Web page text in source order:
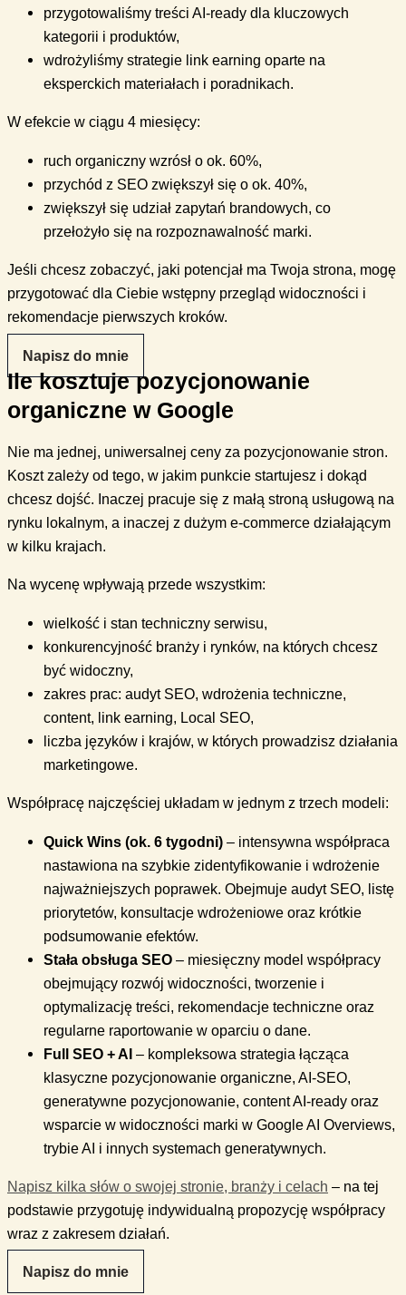
przygotowaliśmy treści AI-ready dla kluczowych
kategorii i produktów,
wdrożyliśmy strategie link earning oparte na
eksperckich materiałach i poradnikach.
W efekcie w ciągu 4 miesięcy:
ruch organiczny wzrósł o ok. 60%,
przychód z SEO zwiększył się o ok. 40%,
zwiększył się udział zapytań brandowych, co
przełożyło się na rozpoznawalność marki.
Jeśli chcesz zobaczyć, jaki potencjał ma Twoja strona, mogę
przygotować dla Ciebie wstępny przegląd widoczności i
rekomendacje pierwszych kroków.
Napisz do mnie
Ile kosztuje pozycjonowanie
organiczne w Google
Nie ma jednej, uniwersalnej ceny za pozycjonowanie stron.
Koszt zależy od tego, w jakim punkcie startujesz i dokąd
chcesz dojść. Inaczej pracuje się z małą stroną usługową na
rynku lokalnym, a inaczej z dużym e-commerce działającym
w kilku krajach.
Na wycenę wpływają przede wszystkim:
wielkość i stan techniczny serwisu,
konkurencyjność branży i rynków, na których chcesz
być widoczny,
zakres prac: audyt SEO, wdrożenia techniczne,
content, link earning, Local SEO,
liczba języków i krajów, w których prowadzisz działania
marketingowe.
Współpracę najczęściej układam w jednym z trzech modeli:
Quick Wins (ok. 6 tygodni) – intensywna współpraca
nastawiona na szybkie zidentyfikowanie i wdrożenie
najważniejszych poprawek. Obejmuje audyt SEO, listę
priorytetów, konsultacje wdrożeniowe oraz krótkie
podsumowanie efektów.
Stała obsługa SEO – miesięczny model współpracy
obejmujący rozwój widoczności, tworzenie i
optymalizację treści, rekomendacje techniczne oraz
regularne raportowanie w oparciu o dane.
Full SEO + AI – kompleksowa strategia łącząca
klasyczne pozycjonowanie organiczne, AI-SEO,
generatywne pozycjonowanie, content AI-ready oraz
wsparcie w widoczności marki w Google AI Overviews,
trybie AI i innych systemach generatywnych.
Napisz kilka słów o swojej stronie, branży i celach – na tej
podstawie przygotuję indywidualną propozycję współpracy
wraz z zakresem działań.
Napisz do mnie